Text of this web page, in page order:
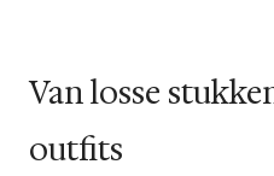
Van losse
outfits